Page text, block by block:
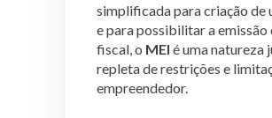
simplificada para criação de
e para possibilitar a emissão
fiscal, o MEI é uma natureza
repleta de restrições e
empreendedor.